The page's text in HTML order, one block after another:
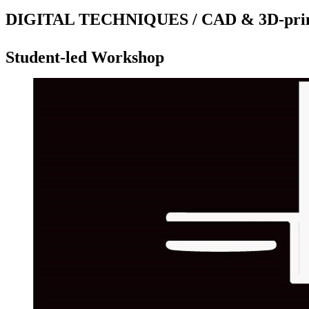
DIGITAL TECHNIQUES / CAD & 3D-
Student-led Workshop